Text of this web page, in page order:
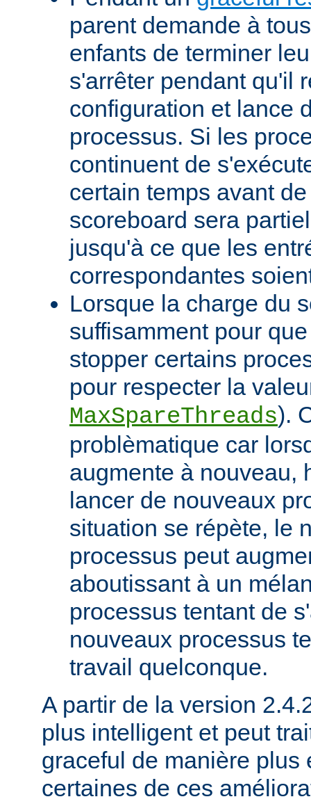
parent demande à
enfants de terminer
s'arrêter pendant qu'il
configuration et lance
processus. Si les
continuent de
certain temps avant
scoreboard sera
jusqu'à ce que les
correspondantes
Lorsque la charge du
suffisamment pour
stopper certains
pour respecter la
MaxSpareThreads).
problèmatique car
augmente à nouveau,
lancer de nouveaux
situation se répète, le
processus peut
aboutissant à un
processus tentant de
nouveaux processus
travail quelconque.
A partir de la version
plus intelligent et peut
graceful de manière plus
certaines de ces